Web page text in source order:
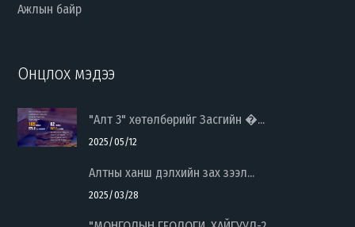
Ажлын байр
Онцлох мэдээ
"Алт 3" хөтөлбөрийг Засгийн �...
2025/05/12
Алтны ханш дэлхийн зах зээл...
2025/03/28